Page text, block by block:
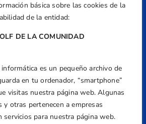
básica sobre las cookies de la
de la entidad:
DE LA COMUNIDAD
es un pequeño archivo de
en tu ordenador, “smartphone”
visitas nuestra página web. Algunas
y otras pertenecen a empresas
servicios para nuestra página web.
Dirección
Carrer d'Isaac Peral i
5, Despachos 2 y 3, 46980,
Valencia